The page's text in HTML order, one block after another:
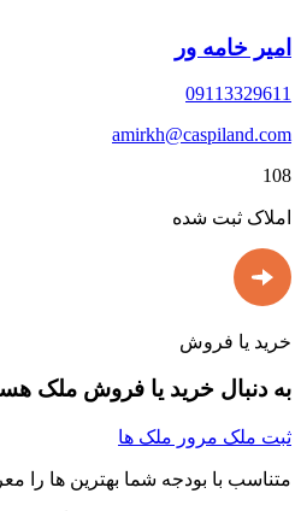
امیر خامه ور
09113329611
amirkh@caspiland.com
108
املاک ثبت شده
خرید یا فروش
به دنبال خرید یا فروش ملک
ثبت ملک مرور ملک ها
متناسب با بودجه شما بهترین ها را